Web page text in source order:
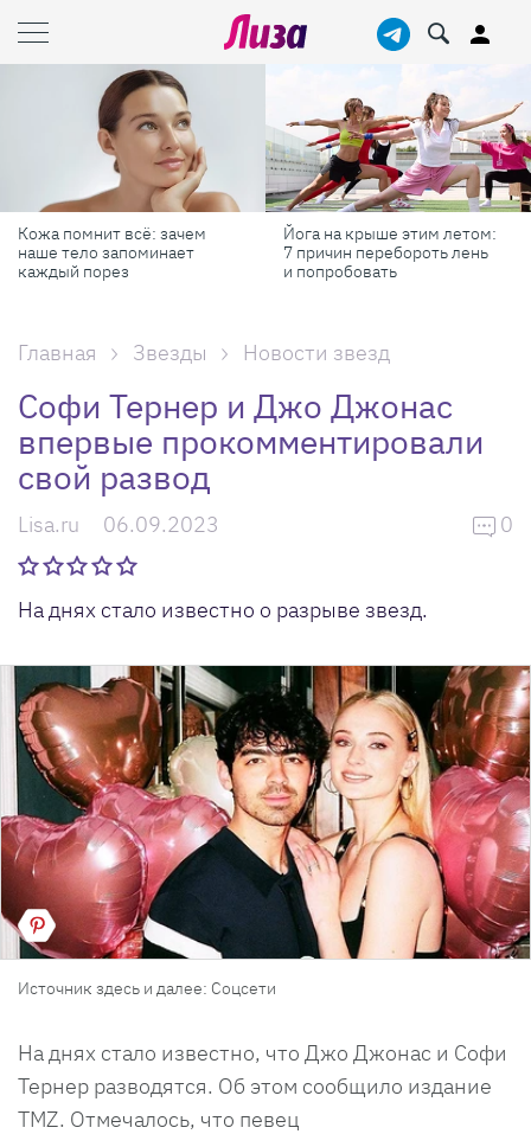
Кожа помнит всё: зачем
наше тело запоминает
каждый порез
Йога на крыше этим летом:
7 причин перебороть лень
и попробовать
Главная Звезды Новости звезд
Софи Тернер и Джо Джонас
впервые прокомментировали
свой развод
Lisa.ru 06.09.2023 0
На днях стало известно о разрыве звезд.
Источник здесь и далее: Соцсети
На днях стало известно, что Джо Джонас и Софи
Тернер разводятся. Об этом сообщило издание
TMZ. Отмечалось, что певец